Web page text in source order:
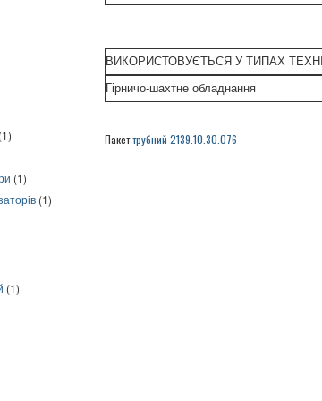
(1)
(1)
(1)
(1)
ВИКОРИСТОВУЄТЬСЯ У ТИПАХ
Гірничо-шахтне обладнання
Пакеттрубний 2139.10.30.076